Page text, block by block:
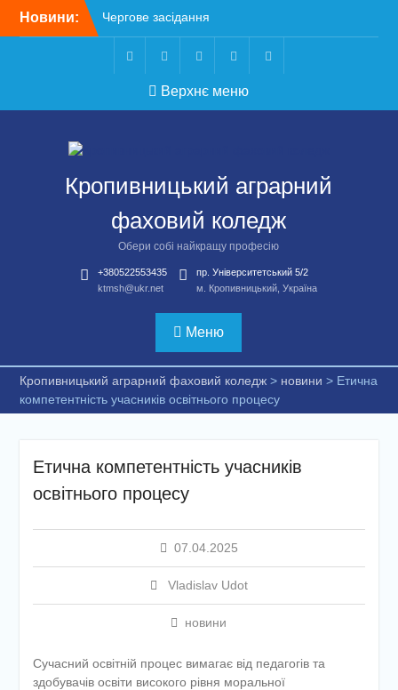
Новини:
Чергове засідання
стипендіальної комісії:
основні рішення
Небезпечні розваги
можуть коштувати життя
Крок до сучасної
ВСТУП-2026
TelegramFacebookInstagram Youtube
Верхнє меню
Кропивницький аграрний
фаховий коледж
Обери собі найкращу професію
+380522553435
ktmsh@ukr.net
пр. Університетський 5/2
м. Кропивницький, Україна
Меню
Кропивницький аграрний фаховий коледж> новини > Етична
компетентність учасників освітнього процесу
Етична компетентність учасників
освітнього процесу
07.04.2025
Vladislav Udot
новини
Сучасний освітній процес вимагає від педагогів та
здобувачів освіти високого рівня моральної